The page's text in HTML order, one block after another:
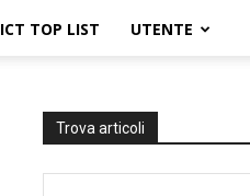
ICT TOP LIST UTENTE
Trova articoli